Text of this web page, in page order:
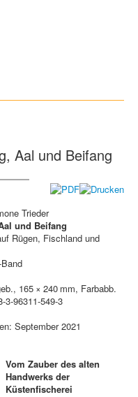
Aal und Beifang
Trieder
und Beifang
Rügen, Fischland und
165 × 240 mm, Farbabb.
3-96311-549-3
September 2021
Vom Zauber des alten
Handwerks der
Küstenfischerei